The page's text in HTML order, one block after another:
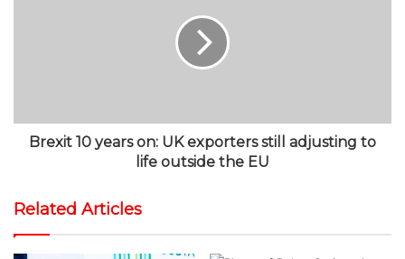
Brexit 10 years on: UK exporters still adjusting to
life outside the EU
Related Articles